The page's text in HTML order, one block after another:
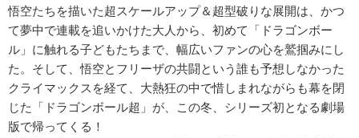
悟空たちを描いた超スケールアップ＆超型破りな展開は、かつ
て夢中で連載を追いかけた大人から、初めて「ドラゴンボー
ル」に触れる子どもたちまで、幅広いファンの心を鷲掴みにし
た。そして、悟空とフリーザの共闘という誰も予想しなかった
クライマックスを経て、大熱狂の中で惜しまれながらも幕を閉
じた「ドラゴンボール超」が、この冬、シリーズ初となる劇場
版で帰ってくる！